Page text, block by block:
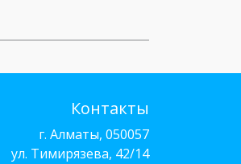
Контакты
г. Алматы, 050057
ул. Тимирязева, 42/14